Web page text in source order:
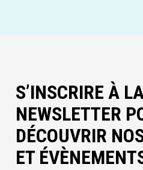
S’INSCRIRE À
NEWSLETTER
DÉCOUVRIR
ET